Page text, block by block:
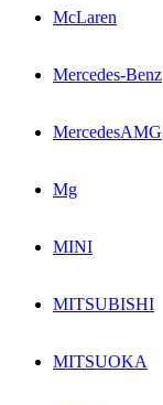
McLaren
Mercedes-Benz
MercedesAMG
Mg
MINI
MITSUBISHI
MITSUOKA